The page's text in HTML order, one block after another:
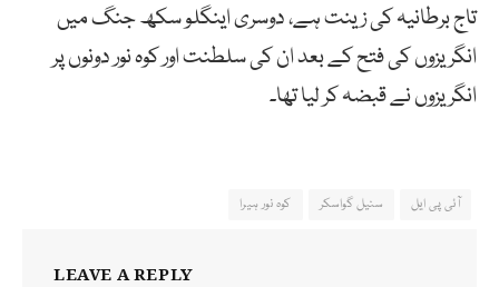
تاج برطانیہ کی زینت ہے، دوسری اینگلو سکھ جنگ میں
انگریزوں کی فتح کے بعد ان کی سلطنت اور کوہ نور دونوں پر
انگریزوں نے قبضہ کر لیا تھا۔
آئی پی ایل سنیل گواسکر کوہ نور ہیرا
LEAVE A REPLY